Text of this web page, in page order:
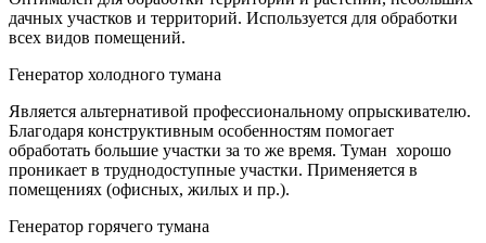
дачных участков и территорий. Используется для обработки
всех видов помещений.
Генератор холодного тумана
Является альтернативой профессиональному опрыскивателю.
Благодаря конструктивным особенностям помогает
обработать большие участки за то же время. Туман хорошо
проникает в труднодоступные участки. Применяется в
помещениях (офисных, жилых и пр.).
Генератор горячего тумана